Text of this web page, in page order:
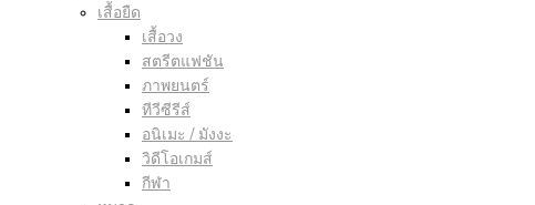
เสื้อยืด
เสื้อวง
สตรีตแฟชัน
ภาพยนตร์
ทีวีซีรีส์
อนิเมะ / มังงะ
วิดีโอเกมส์
กีฬา